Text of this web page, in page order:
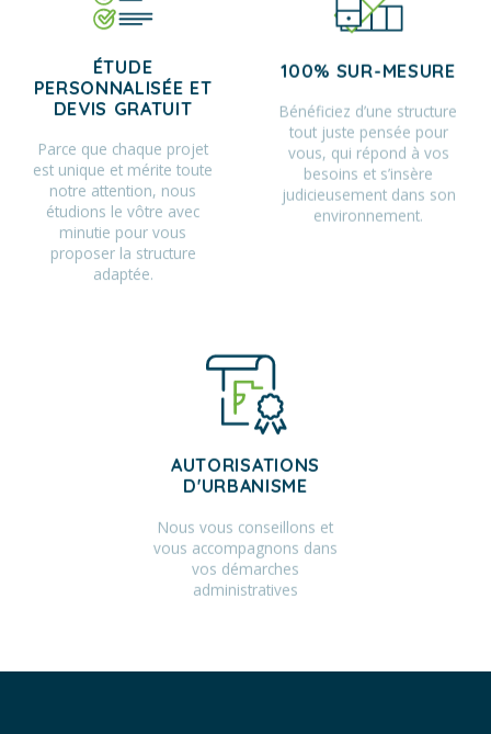
ÉTUDE
PERSONNALISÉE ET
DEVIS GRATUIT
Parce que chaque projet
est unique et mérite toute
notre attention, nous
étudions le vôtre avec
minutie pour vous
proposer la structure
adaptée.
100% SUR-MESURE
Bénéficiez d’une structure
tout juste pensée pour
vous, qui répond à vos
besoins et s’insère
judicieusement dans son
environnement.
D'URBANISME
vous accompagnons dans
vos démarches
administratives